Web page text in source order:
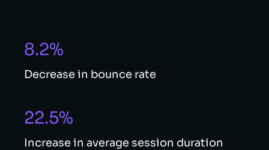
8.2%
Decrease in bounce rate
22.5%
Increase in average session duration